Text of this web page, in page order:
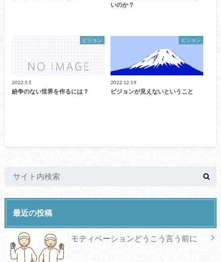
いのか？
ビジョン
2022.3.5
紛争のない世界を作るには？
ビジョン
2022.12.19
ビジョンが見えないということ
最近の投稿
モティベーションどうこう言う前に